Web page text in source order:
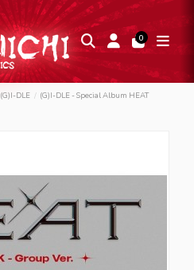
0
(G)I-DLE
(G)I-DLE - Special Album HEAT